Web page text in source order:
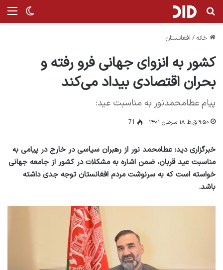
تغییر جستجو برای
خانه/ افغانستان
کشور به انزوای جهانی فرو رفته و
بحران اقتصادی بیداد می‌کند
پیام عطامحمدنور به مناسبت عید:
۹:۵۰ ق.ظ ۱۸ سرطان ۱۴۰۱ 71
خبرگزاری دید: عطامحمد نور از رهبران سیاسی در خارج در پیامی به
مناسبت عید قربان، ضمن اشاره به مشکلات در کشور از جامعه جهانی
خواسته است که به سرنوشت مردم افغانستان توجه جدی داشته
باشد.